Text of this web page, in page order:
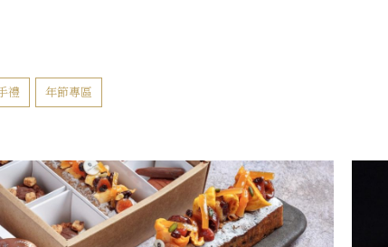
禮 年節專區